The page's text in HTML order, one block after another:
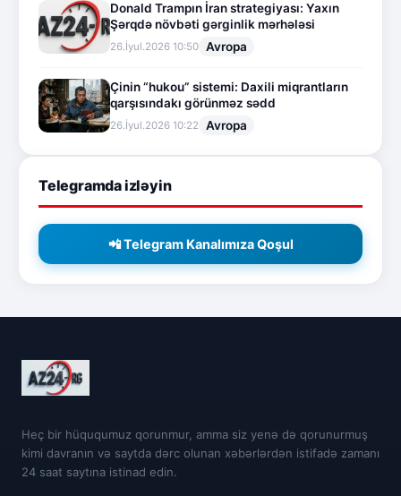
Donald Trampın İran strategiyası: Yaxın
Şərqdə növbəti gərginlik mərhələsi
26.İyul.2026 10:50 Avropa
Çinin “hukou” sistemi: Daxili miqrantların
qarşısındakı görünməz sədd
26.İyul.2026 10:22 Avropa
Telegramda izləyin
📲 Telegram Kanalımıza Qoşul
Heç bir hüququmuz qorunmur, amma siz yenə də qorunurmuş
kimi davranın və saytda dərc olunan xəbərlərdən istifadə zamanı
24 saat saytına istinad edin.